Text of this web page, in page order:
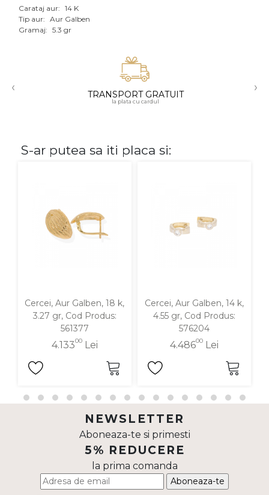
Aur mixt
18K
Carataj aur: 14 K
Tip aur: Aur Galben
Gramaj: 5.3 gr
‹ TRANSPORT GRATUIT
la plata cu cardul
›
S-ar putea sa iti placa si:
Cercei, Aur Galben, 18 k,
3.27 gr, Cod Produs:
561377
4.13300Lei
Cercei, Aur Galben, 14 k,
4.55 gr, Cod Produs:
576204
4.48600Lei
NEWSLETTER
Aboneaza-te si primesti
5% REDUCERE
la prima comanda
Aboneaza-te